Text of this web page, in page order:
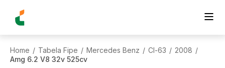
Home / Tabela Fipe / Mercedes Benz / Cl-63 / 2008 /
Amg 6.2 V8 32v 525cv